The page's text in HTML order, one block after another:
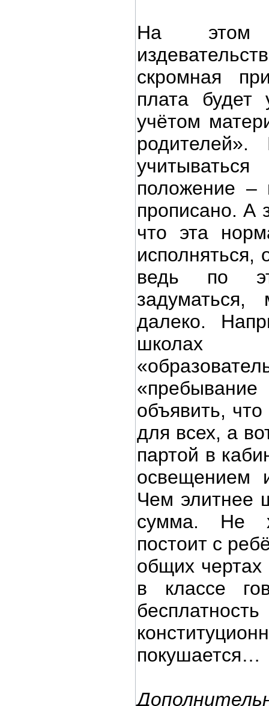
На этом
скромная
плата будет
учётом
положение –
прописано. А
что эта
ведь по
далеко.
объявить,
для всех, а
партой в
освещением
Чем элитнее
сумма. Не
постоит с
общих чертах
в классе
покушается…